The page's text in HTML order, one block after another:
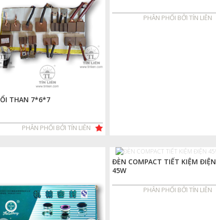
THAN 7*6*7
PHÂN PHỐI BỞI TÍN LIÊN
PHÂN PHỐI BỞI TÍN LIÊN
ĐÈN COMPACT TIẾT KIỆM ĐIỆN
45W
PHÂN PHỐI BỞI TÍN LIÊN